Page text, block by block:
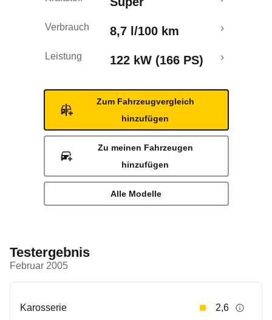
Verbrauch 8,7 l/100 km
Leistung 122 kW (166 PS)
Zum Fahrzeugvergleich
hinzufügen
Zu meinen Fahrzeugen
hinzufügen
Alle Modelle
Testergebnis
Februar 2005
Karosserie 2,6